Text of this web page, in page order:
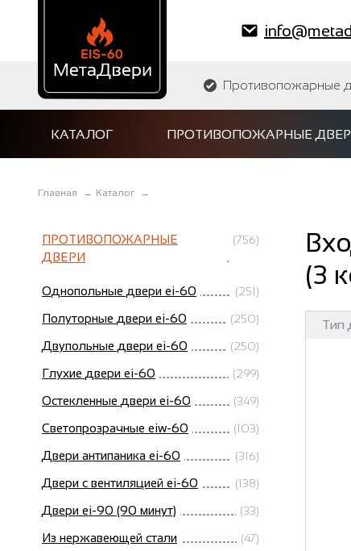
Противопожарные
КАТАЛОГ ПРОТИВОПОЖАРНЫЕ
Главная → Каталог →
ПРОТИВОПОЖАРНЫЕ
ДВЕРИ
(756)
Однопольные двери ei-60 (251)
Полуторные двери ei-60 (250)
Двупольные двери ei-60 (250)
Глухие двери ei-60 (299)
Остекленные двери ei-60 (349)
Светопрозрачные eiw-60 (103)
Двери антипаника ei-60 (316)
Двери с вентиляцией ei-60 (138)
Двери ei-90 (90 минут) (33)
Из нержавеющей стали (47)
(3
Тип